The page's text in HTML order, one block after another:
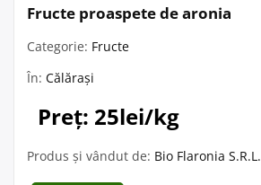
Fructe proaspete de aronia
Categorie: Fructe
În: Călărași
Preț: 25lei/kg
Produs și vândut de: Bio Flaronia S.R.L.